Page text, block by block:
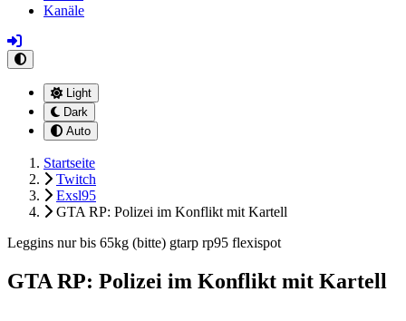
Kanäle
Light
Dark
Auto
Startseite
Twitch
Exsl95
GTA RP: Polizei im Konflikt mit Kartell
Leggins nur bis 65kg (bitte) gtarp rp95 flexispot
GTA RP: Polizei im Konflikt mit Kartell